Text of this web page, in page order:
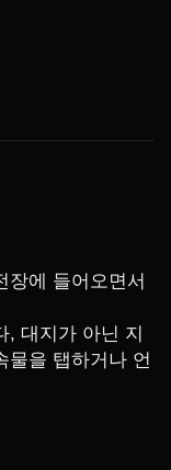
장에 들어오면서
대지가 아닌 지
물을 탭하거나 언